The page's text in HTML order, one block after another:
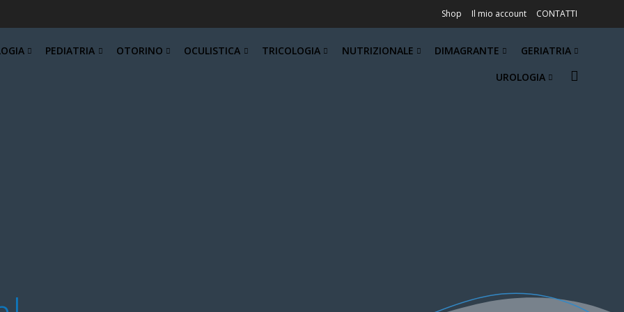
Shop Il mio account CONTATTI
PEDIATRIA OTORINO OCULISTICA TRICOLOGIA NUTRIZIONALE DIMAGRANTE
GERIATRIA
UROLOGIA